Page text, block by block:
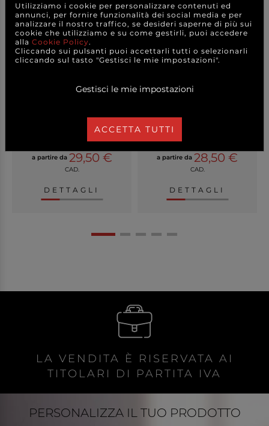
Tenda di luci 96 MaxiLed,
a partire da 29,50 €
CAD.
DETTAGLI
Filo lineare 96 MaxiLed
a partire da 28,50 €
CAD.
DETTAGLI
LA VENDITA È RISERVATA AI
TITOLARI DI PARTITA IVA
PERSONALIZZA IL TUO PRODOTTO
Utilizziamo i cookie per personalizzare contenuti ed
annunci, per fornire funzionalità dei social media e per
analizzare il nostro traffico, se desideri saperne di più sui
cookie che utilizziamo e su come gestirli, puoi accedere
alla Cookie Policy.
Cliccando sui pulsanti puoi accettarli tutti o selezionarli
cliccando sul tasto "Gestisci le mie impostazioni".
Gestisci le mie impostazioni
ACCETTA TUTTI